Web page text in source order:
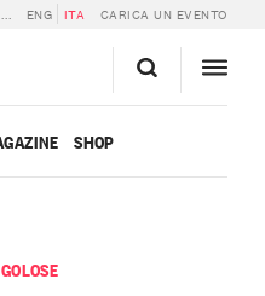
» LA RIPRESA DEL TURISMO IN
ENG ITA CARICA UN EVENTO
SHOP